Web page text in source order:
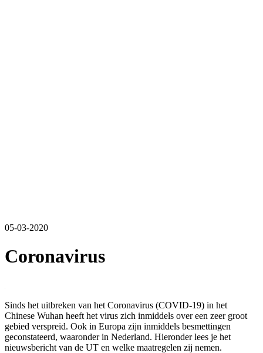
05-03-2020
Coronavirus
Sinds het uitbreken van het Coronavirus (COVID-19) in het
Chinese Wuhan heeft het virus zich inmiddels over een zeer groot
gebied verspreid. Ook in Europa zijn inmiddels besmettingen
geconstateerd, waaronder in Nederland. Hieronder lees je het
nieuwsbericht van de UT en welke maatregelen zij nemen.